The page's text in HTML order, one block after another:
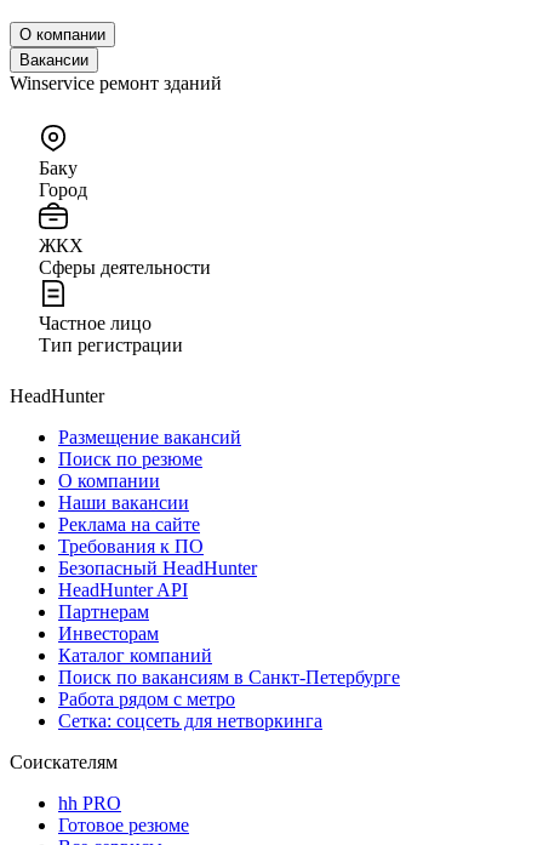
О компании
Вакансии
Winservice ремонт зданий
Баку
Город
ЖКХ
Сферы деятельности
Частное лицо
Тип регистрации
HeadHunter
Размещение вакансий
Поиск по резюме
О компании
Наши вакансии
Реклама на сайте
Требования к ПО
Безопасный HeadHunter
HeadHunter API
Партнерам
Инвесторам
Каталог компаний
Поиск по вакансиям в Санкт-Петербурге
Работа рядом с метро
Сетка: соцсеть для нетворкинга
Соискателям
hh PRO
Готовое резюме